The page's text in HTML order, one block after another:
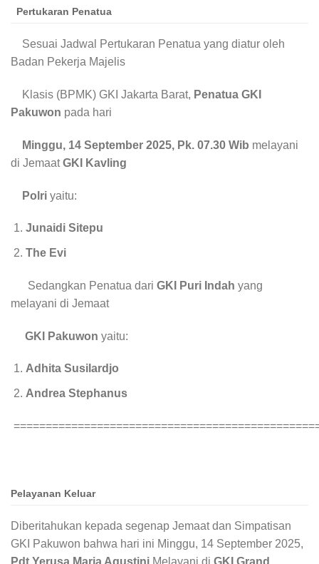
Pertukaran Penatua
Sesuai Jadwal Pertukaran Penatua yang diatur oleh
Badan Pekerja Majelis
Klasis (BPMK) GKI Jakarta Barat, Penatua GKI
Pakuwon pada hari
Minggu, 14 September 2025, Pk. 07.30 Wib melayani
di JemaatGKI Kavling
Polri yaitu:
Junaidi Sitepu
The Evi
Sedangkan Penatua dari GKI Puri Indah yang
melayani di Jemaat
GKI Pakuwon yaitu:
Adhita Susilardjo
Andrea Stephanus
Pelayanan Keluar
Diberitahukan kepada segenap Jemaat dan Simpatisan
GKI Pakuwon bahwa hari ini Minggu, 14 September 2025,